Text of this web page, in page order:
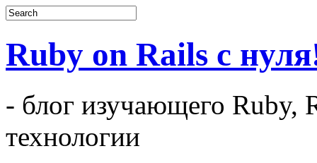
Ruby on Rails c
- блог изучающего Ruby,
технологии